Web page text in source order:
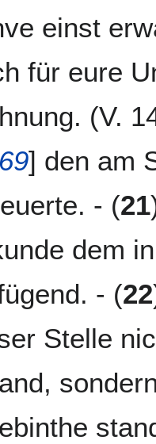
einst
für eure
(V.
] den am
- (21
dem
- (22
Stelle